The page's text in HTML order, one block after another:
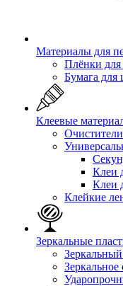
Материалы для
Плёнки для
Бумага для
Клеевые
Очистители
Клеи
Клеи
Клейкие
Зеркальные
Зеркальное